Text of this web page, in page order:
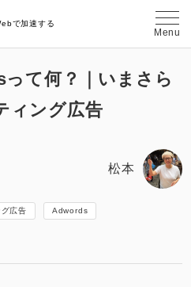
たま市のWeb制作・コンテ
で加速する
Menu
て何？｜いまさら
ィング広告
松本
広告 Adwords